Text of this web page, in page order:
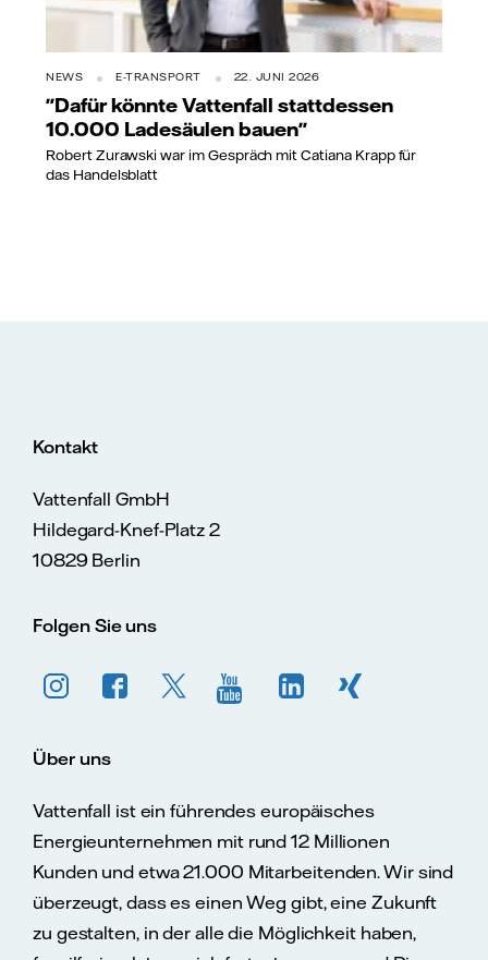
NEWS E-TRANSPORT 22. JUNI 2026
"Dafür könnte Vattenfall stattdessen
10.000 Ladesäulen bauen"
Robert Zurawski war im Gespräch mit Catiana Krapp für
das Handelsblatt
Kontakt
Vattenfall GmbH
Hildegard-Knef-Platz 2
10829 Berlin
Folgen Sie uns
Über uns
Vattenfall ist ein führendes europäisches
Energieunternehmen mit rund 12 Millionen
Kunden und etwa 21.000 Mitarbeitenden. Wir sind
überzeugt, dass es einen Weg gibt, eine Zukunft
zu gestalten, in der alle die Möglichkeit haben,